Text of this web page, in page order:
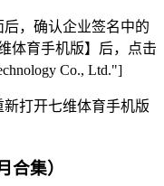
，确认企业签名中的
体育手机版】后，点击
Co., Ltd."]
打开七维体育手机版
合集）